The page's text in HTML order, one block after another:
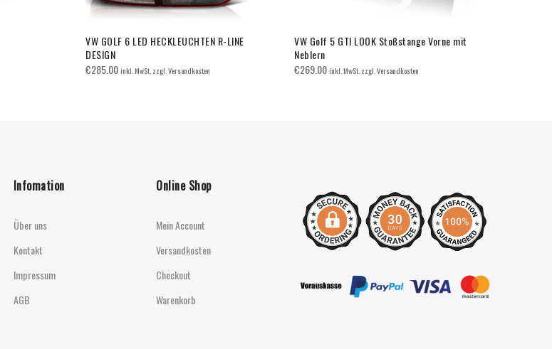
VW GOLF 6 LED HECKLEUCHTEN R-LINE
DESIGN
€285.00inkl. MwSt. zzgl. Versandkosten
VW Golf 5 GTI LOOK Stoßstange Vorne mit
Neblern
€269.00inkl. MwSt. zzgl. Versandkosten
Infomation
Über uns
Kontakt
Impressum
AGB
Online Shop
Mein Account
Versandkosten
Checkout
Warenkorb